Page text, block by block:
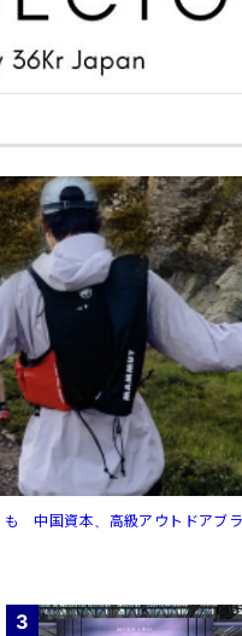
も 中国資本、高級アウトドアブ
3